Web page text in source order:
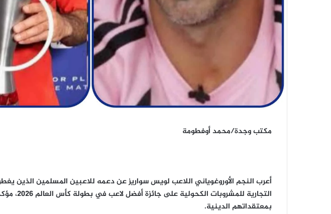
مكتب وجدة/محمد أوفطومة
أعرب النجم الأوروغوياني اللاعب لويس سواريز عن دعمه للاعبين المسلمين الذين
التجارية
بمعتقداتهم الدينية.